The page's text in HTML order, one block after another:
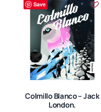
Save
Colmillo Blanco – Jack
London.